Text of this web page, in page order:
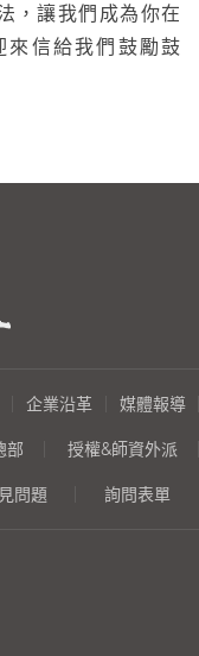
，讓我們成為你在
來信給我們鼓勵鼓
企業沿革 媒體報導
部 授權&師資外派
問題 詢問表單